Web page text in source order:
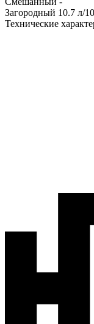
Загородный 10.7 л/
Технические